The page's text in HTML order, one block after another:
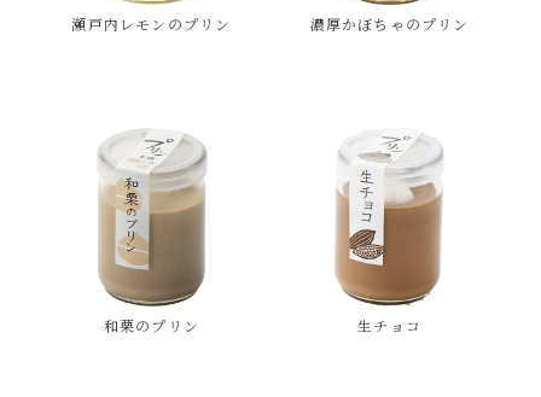
瀬戸内レモンのプリン 濃厚かぼちゃのプリン
和栗のプリン 生チョコ